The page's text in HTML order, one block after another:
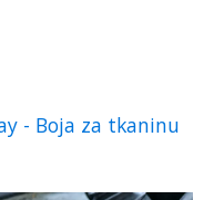
- Boja za tkaninu